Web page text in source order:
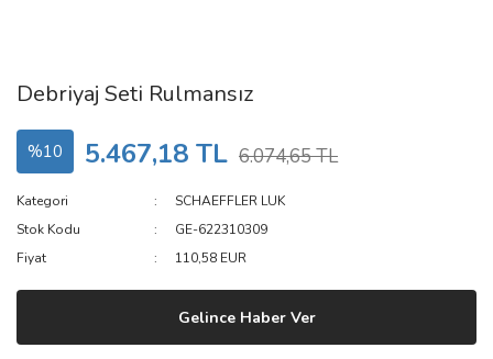
Debriyaj Seti Rulmansız
%10 5.467,18 TL 6.074,65 TL
Kategori
SCHAEFFLER LUK
Stok Kodu
GE-622310309
Fiyat
110,58 EUR
Gelince Haber Ver